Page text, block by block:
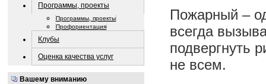
Программы, проекты
Программы, проекты
Профориентация
Клубы
Оценка качества услуг
Вашему вниманию
Пожарный –
всегда
подвергнуть
не всем.